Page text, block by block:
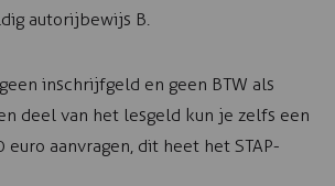
autorijbewijs B.
inschrijfgeld en geen BTW als
deel van het lesgeld kun je zelfs een
euro aanvragen, dit heet het STAP-